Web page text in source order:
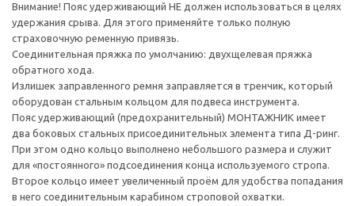
Внимание! Пояс удерживающий НЕ должен использоваться в целях
удержания срыва. Для этого применяйте только полную
страховочную ременную привязь.
Соединительная пряжка по умолчанию: двухщелевая пряжка
обратного хода.
Излишек заправленного ремня заправляется в тренчик, который
оборудован стальным кольцом для подвеса инструмента.
Пояс удерживающий (предохранительный) МОНТАЖНИК имеет
два боковых стальных присоединительных элемента типа Д-ринг.
При этом одно кольцо выполнено небольшого размера и служит
для «постоянного» подсоединения конца используемого стропа.
Второе кольцо имеет увеличенный проём для удобства попадания
в него соединительным карабином строповой охватки.